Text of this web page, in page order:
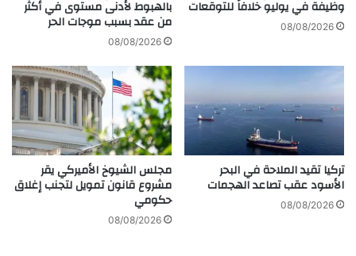
ي
ع
ل
إ
ق
ا
ذ
ب
ا
ت
ح
ط
أ
د
د
ق
ت
وظيفة في يوليو خلافاً للتوقعات
08/08/2026
بالهبوط لأدنى مستوى في أكثر
من عقد بسبب موجات الحر
08/08/2026
تركيا تقيد الملاحة في البحر
الأسود عقب تصاعد الهجمات
08/08/2026
مجلس الشيوخ الأميركي يقر
مشروع قانون تمويل لتجنب إغلاق
حكومي
08/08/2026